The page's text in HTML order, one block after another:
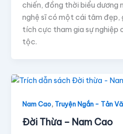
chiến, đồng thời biểu
nghệ sĩ có một cái tâm đẹp,
tích cực tham gia sự nghiệp
tộc.
Nam Cao, Truyện Ngắn - Tản
Đời Thừa – Nam Cao